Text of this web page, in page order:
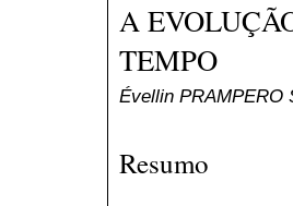
A
TEMPO
Évellin PRAMPERO
Resumo